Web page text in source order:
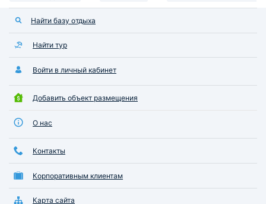
Найти базу отдыха
Найти тур
Войти в личный кабинет
Добавить объект размещения
О нас
Контакты
Корпоративным клиентам
Карта сайта